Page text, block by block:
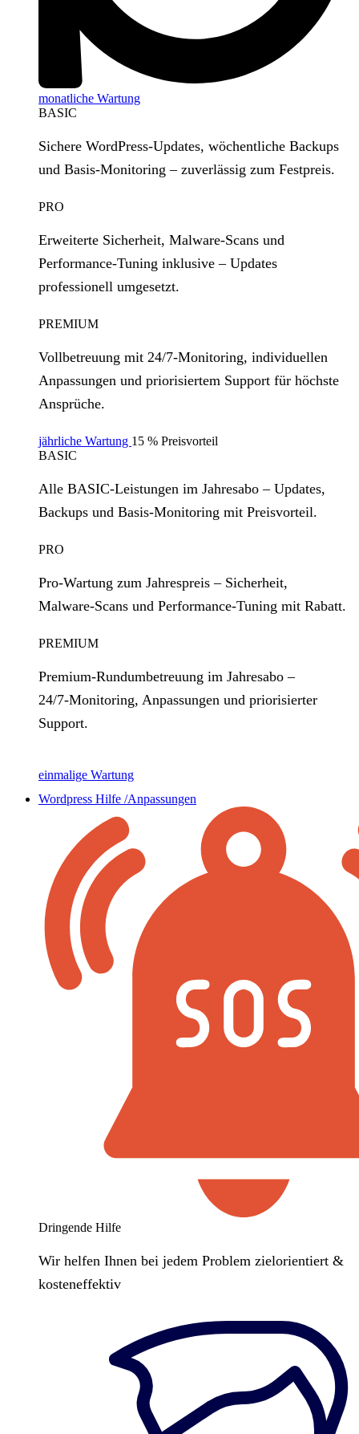
monatliche Wartung
BASIC
Sichere WordPress‑Updates, wöchentliche Backups
und Basis‑Monitoring – zuverlässig zum Festpreis.
PRO
Erweiterte Sicherheit, Malware‑Scans und
Performance‑Tuning inklusive – Updates
professionell umgesetzt.
PREMIUM
Vollbetreuung mit 24/7‑Monitoring, individuellen
Anpassungen und priorisiertem Support für höchste
Ansprüche.
jährliche Wartung 15 % Preisvorteil
BASIC
Alle BASIC‑Leistungen im Jahresabo – Updates,
Backups und Basis‑Monitoring mit Preisvorteil.
PRO
Pro‑Wartung zum Jahrespreis – Sicherheit,
Malware‑Scans und Performance‑Tuning mit Rabatt.
PREMIUM
Premium‑Rundumbetreuung im Jahresabo –
24/7‑Monitoring, Anpassungen und priorisierter
Support.
einmalige Wartung
Wordpress Hilfe /Anpassungen
Dringende Hilfe
Wir helfen Ihnen bei jedem Problem zielorientiert &
kosteneffektiv